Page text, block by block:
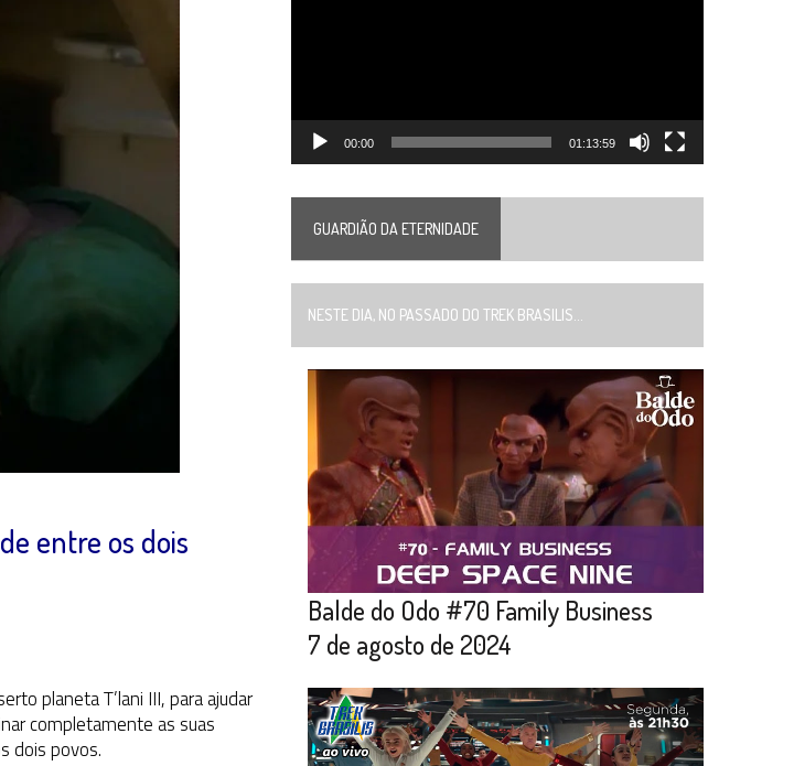
EM 8 DE SETEMBRO
entre os dois
planeta T’lani III, para ajudar
completamente as suas
dois povos.
00:00 01:13:59
GUARDIÃO DA ETERNIDADE
NESTE DIA, NO PASSADO DO TREK BRASILIS...
Balde do Odo #70 Family Business
7 de agosto de 2024